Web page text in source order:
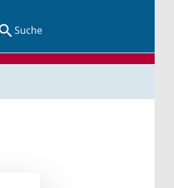
Suche